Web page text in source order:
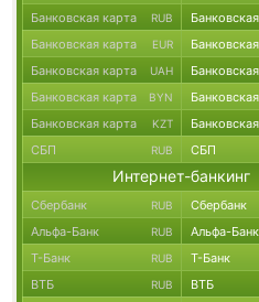
Банковская карта RUB
Банковская карта EUR
Банковская карта UAH
Банковская карта BYN
Банковская карта KZT
СБП RUB СБП
Интернет-банкинг
Сбербанк RUB Сбербанк
Альфа-Банк RUB Альфа-Банк
Т-Банк RUB Т-Банк
ВТБ RUB ВТБ